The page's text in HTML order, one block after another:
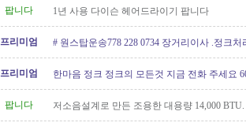
팝니다 1년 사용 다이슨 헤어드라이기 팝니다
프리미엄 # 원스탑운송778 228 0734 장거리이사 .정크처
프리미엄 한마음 정크 정크의 모든것 지금 전화 주세요
팝니다
저소음설계로 만든 조용한 대용량 14,000